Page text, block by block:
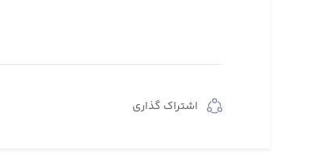
اشتراک گذاری